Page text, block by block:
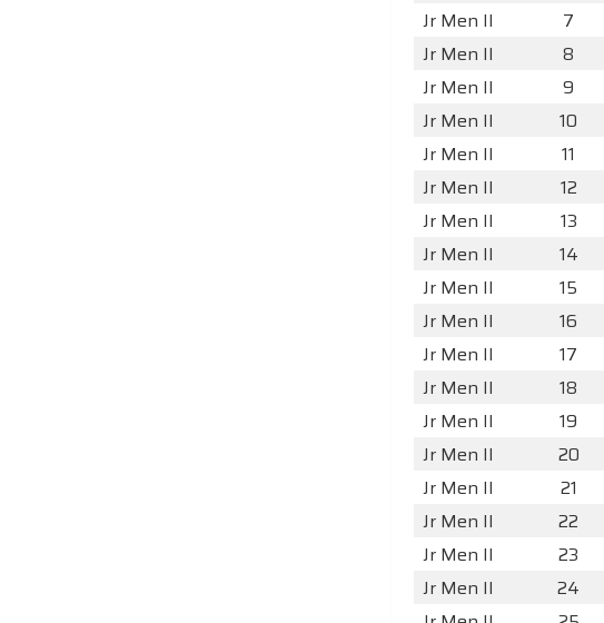
Jr Men II
7
Jr Men II
8
Jr Men II
9
Jr Men II
10
Jr Men II
11
Jr Men II
12
Jr Men II
13
Jr Men II
14
Jr Men II
15
Jr Men II
16
Jr Men II
17
Jr Men II
18
Jr Men II
19
Jr Men II
20
Jr Men II
21
Jr Men II
22
Jr Men II
23
Jr Men II
24